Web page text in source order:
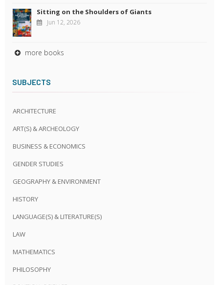
Sitting on the Shoulders of Giants
Jun 12, 2026
more books
SUBJECTS
ARCHITECTURE
ART(S) & ARCHEOLOGY
BUSINESS & ECONOMICS
GENDER STUDIES
GEOGRAPHY & ENVIRONMENT
HISTORY
LANGUAGE(S) & LITERATURE(S)
LAW
MATHEMATICS
PHILOSOPHY